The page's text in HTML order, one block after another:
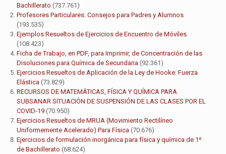
Bachillerato (737.761)
Profesores Particulares: Consejos para Padres y Alumnos
(193.535)
Ejemplos Resueltos de Ejercicios de Encuentro de Móviles
(108.423)
Ficha de Trabajo, en PDF, para Imprimir, de Concentración de las
Disoluciones para Química de Secundaria (92.361)
Ejercicios Resueltos de Aplicación de la Ley de Hooke: Fuerza
Elástica (73.829)
RECURSOS DE MATEMÁTICAS, FÍSICA Y QUÍMICA PARA
SUBSANAR SITUACIÓN DE SUSPENSIÓN DE LAS CLASES POR EL
COVID-19 (70.950)
Ejercicios Resueltos de MRUA (Movimiento Rectilíneo
Uniformemente Acelerado) Para Física (70.676)
Ejercicios de formulación inorgánica para física y química de 1º
de Bachillerato (68.624)